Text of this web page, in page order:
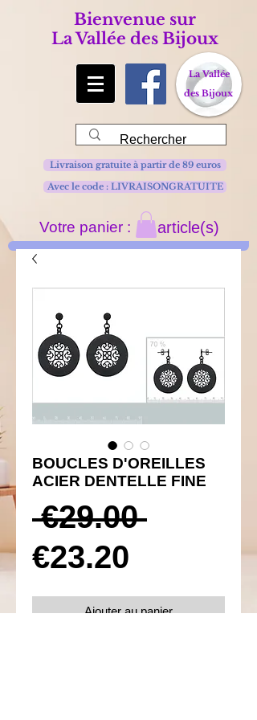
Bienvenue sur
La Vallée des Bijoux
La Vallée
des Bijoux
Avec le code : LIVRAISONGRATUITE
Livraison gratuite à partir de 89 euros
Votre panier : article(s)
BOUCLES D'OREILLES
ACIER DENTELLE FINE
€29.00 Prix
original
€23.20
Ajouter au panier